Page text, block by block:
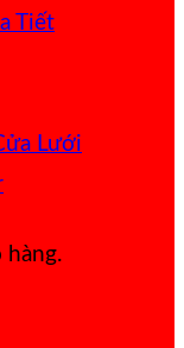
hàng.
Tiết
Lưới